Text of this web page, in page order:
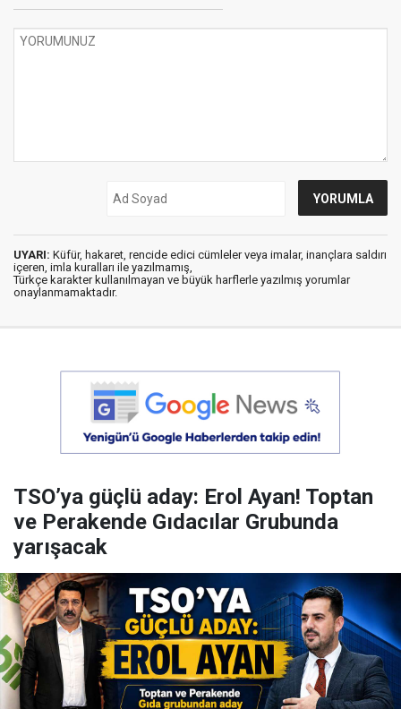
UYARI: Küfür, hakaret, rencide edici cümleler veya imalar, inançlara saldırı
içeren, imla kuralları ile yazılmamış,
Türkçe karakter kullanılmayan ve büyük harflerle yazılmış yorumlar
onaylanmamaktadır.
TSO’ya güçlü aday: Erol Ayan! Toptan
ve Perakende Gıdacılar Grubunda
yarışacak